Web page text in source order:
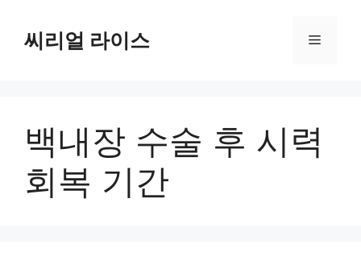
씨리얼 라이스 메
백내장 수술 후 시력
회복 기간